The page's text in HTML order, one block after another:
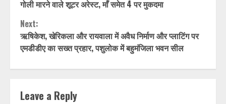
गोली मारने वाले शूटर अरेस्ट, माँ समेत 4 पर मुकदमा
Next:
ऋषिकेश, खेरिकला और रायवाला में अवैध निर्माण और प्लाटिंग पर
एमडीडीए का सख्त प्रहार, पशुलोक में बहुमंजिला भवन सील
Leave a Reply